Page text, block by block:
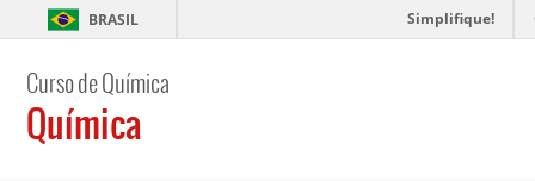
BRASIL Simplifique!
Curso de Química
Química